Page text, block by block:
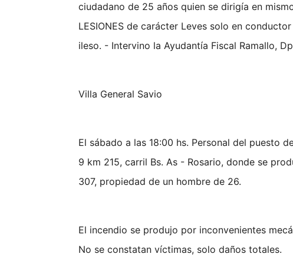
ciudadano de 25 años quien se dirigía en
LESIONES de carácter Leves solo en
ileso. - Intervino la Ayudantía Fiscal Ramallo,
Villa General Savio
El sábado a las 18:00 hs. Personal del puesto
9 km 215, carril Bs. As - Rosario, donde se
307, propiedad de un hombre de 26.
El incendio se produjo por inconvenientes
No se constatan víctimas, solo daños totales.